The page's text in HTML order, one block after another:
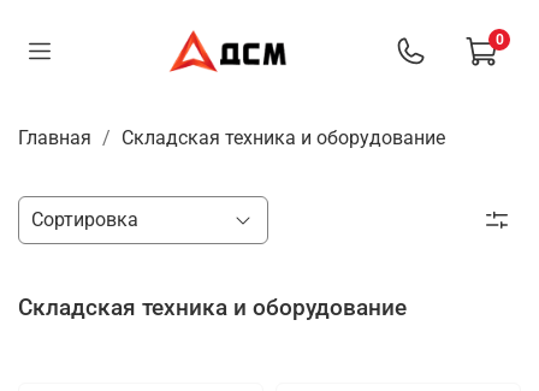
0
Главная Складская техника и оборудование
Складская техника и оборудование